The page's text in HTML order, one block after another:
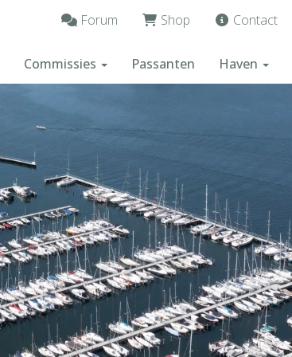
Forum Shop Contact
Commissies Passanten Haven